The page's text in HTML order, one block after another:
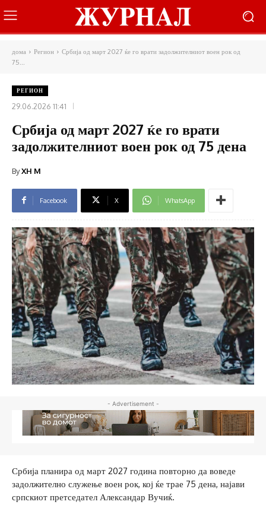
дома Регион
Србија од март 2027 ќе го врати задолжителниот воен рок од
75...
РЕГИОН
29.06.2026 11:41
Србија од март 2027 ќе го врати
задолжителниот воен рок од 75 дена
ByXH M
Facebook X WhatsApp
- Advertisement -
Србија планира од март 2027 година повторно да воведе
задолжително служење воен рок, кој ќе трае 75 дена, најави
српскиот претседател Александар Вучиќ.